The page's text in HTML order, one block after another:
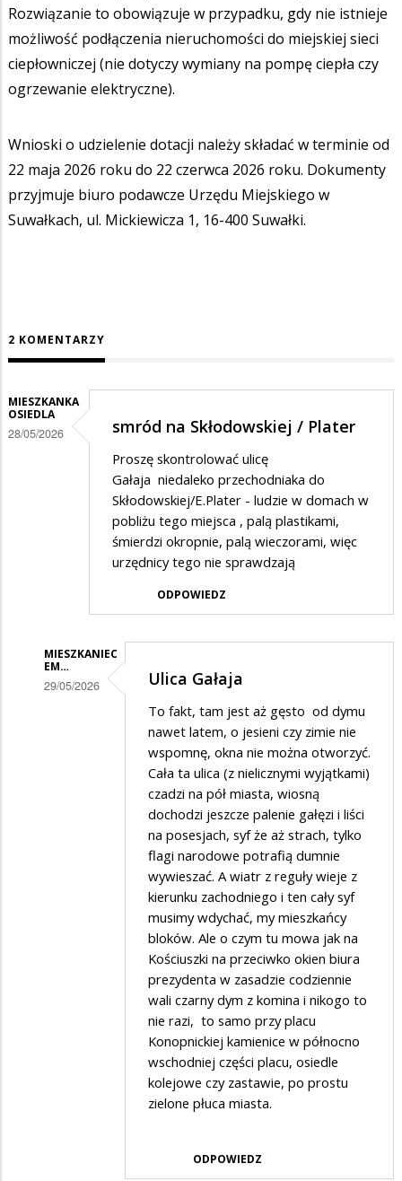
Rozwiązanie to obowiązuje w przypadku, gdy nie istnieje
możliwość podłączenia nieruchomości do miejskiej sieci
ciepłowniczej (nie dotyczy wymiany na pompę ciepła czy
ogrzewanie elektryczne).
Wnioski o udzielenie dotacji należy składać w terminie od
22 maja 2026 roku do 22 czerwca 2026 roku. Dokumenty
przyjmuje biuro podawcze Urzędu Miejskiego w
Suwałkach, ul. Mickiewicza 1, 16-400 Suwałki.
2 KOMENTARZY
MIESZKANKA
OSIEDLA
28/05/2026 smród na Skłodowskiej / Plater
Proszę skontrolować ulicę
Gałaja niedaleko przechodniaka do
Skłodowskiej/E.Plater - ludzie w domach w
pobliżu tego miejsca , palą plastikami,
śmierdzi okropnie, palą wieczorami, więc
urzędnicy tego nie sprawdzają
ODPOWIEDZ
MIESZKANIEC
EM…
29/05/2026 Ulica Gałaja
To fakt, tam jest aż gęsto od dymu
nawet latem, o jesieni czy zimie nie
wspomnę, okna nie można otworzyć.
Cała ta ulica (z nielicznymi wyjątkami)
czadzi na pół miasta, wiosną
dochodzi jeszcze palenie gałęzi i liści
na posesjach, syf że aż strach, tylko
flagi narodowe potrafią dumnie
wywieszać. A wiatr z reguły wieje z
kierunku zachodniego i ten cały syf
musimy wdychać, my mieszkańcy
bloków. Ale o czym tu mowa jak na
Kościuszki na przeciwko okien biura
prezydenta w zasadzie codziennie
wali czarny dym z komina i nikogo to
nie razi, to samo przy placu
Konopnickiej kamienice w północno
wschodniej części placu, osiedle
kolejowe czy zastawie, po prostu
zielone płuca miasta.
ODPOWIEDZ